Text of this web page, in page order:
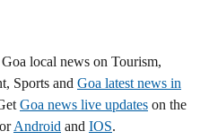
local news on Tourism,
Sports and Goa latest news in
Goa news live updates on the
Android and IOS.